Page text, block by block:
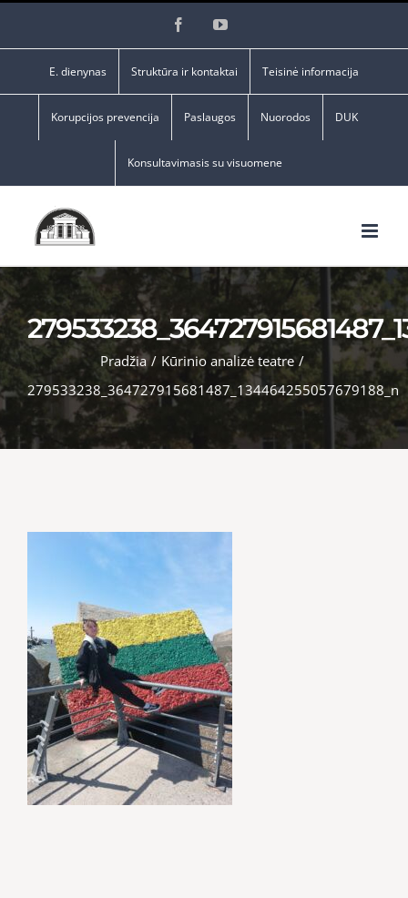
FacebookYouTube
E. dienynas Struktūra ir kontaktai Teisinė informacija
Korupcijos prevencija Paslaugos Nuorodos DUK
Konsultavimasis su visuomene
Pradžia / Kūrinio analizė teatre /
279533238_364727915681487_134464255057679188_n